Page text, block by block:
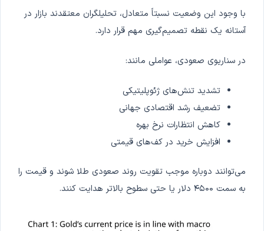
با وجود این وضعیت نسبتاً متعادل، تحلیلگران معتقدند بازار در
آستانه یک نقطه تصمیم‌گیری مهم قرار دارد.
در سناریوی صعودی، عواملی مانند:
تشدید تنش‌های ژئوپلیتیکی
تضعیف رشد اقتصادی جهانی
کاهش انتظارات نرخ بهره
افزایش خرید در کف‌های قیمتی
می‌توانند دوباره موجب تقویت روند صعودی طلا شوند و قیمت را
به سمت ۴۵۰۰ دلار یا حتی سطوح بالاتر هدایت کنند.